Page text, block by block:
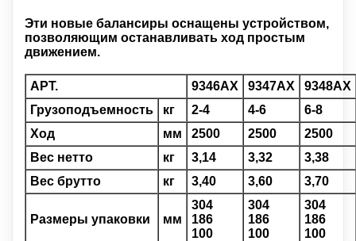
Эти новые балансиры оснащены устройством,
позволяющим останавливать ход простым
движением.
АРТ. 9346AX 9347AX
9348AX
Грузоподъемность
кг 2-4 4-6
6-8
Ход
мм 2500 2500
2500
Вес нетто
кг 3,14 3,32
3,38
Вес брутто
кг 3,40 3,60 3,70
Размеры упаковки мм
304
186
100
304
186
100
304
186
100